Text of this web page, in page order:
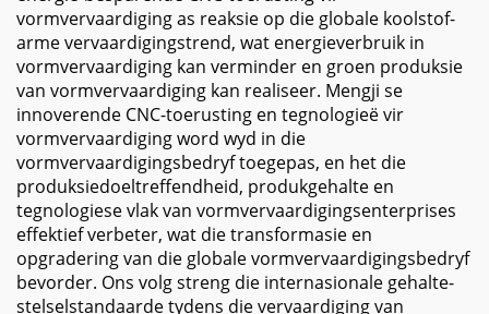
vormvervaardiging as reaksie op die globale koolstof-
arme vervaardigingstrend, wat energieverbruik in
vormvervaardiging kan verminder en groen produksie
van vormvervaardiging kan realiseer. Mengji se
innoverende CNC-toerusting en tegnologieë vir
vormvervaardiging word wyd in die
vormvervaardigingsbedryf toegepas, en het die
produksiedoeltreffendheid, produkgehalte en
tegnologiese vlak van vormvervaardigingsenterprises
effektief verbeter, wat die transformasie en
opgradering van die globale vormvervaardigingsbedryf
bevorder. Ons volg streng die internasionale gehalte-
stelselstandaarde tydens die vervaardiging van